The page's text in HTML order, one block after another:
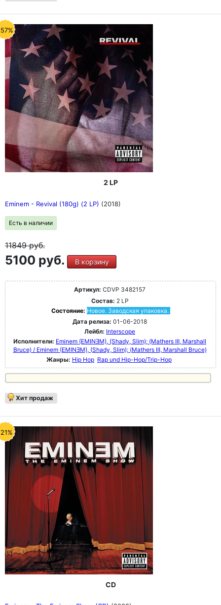
2 LP
Eminem - Revival (180g) (2 LP) (2018)
Есть в наличии
11849руб.
5100 руб. В корзину
Артикул: CDVP 3482157
Состав: 2 LP
Состояние: Новое. Заводская упаковка.
Дата релиза: 01-06-2018
Лейбл: Interscope
Исполнители: Eminem (EMINƎM), (Shady, Slim); (Mathers III, Marshall
Bruce) / Eminem (EMINƎM), (Shady, Slim); (Mathers III, Marshall Bruce)
Жанры: Hip Hop Rap und Hip-Hop/Trip-Hop
Хит продаж
CD